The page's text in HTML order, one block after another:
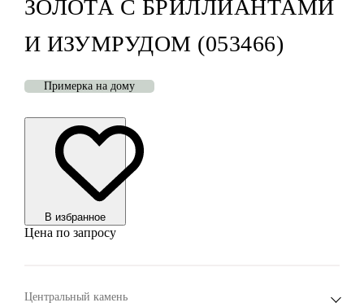
ЗОЛОТА С БРИЛЛИАНТАМИ
И ИЗУМРУДОМ (053466)
Примерка на дому
В избранноe
Цена по запросу
Центральный камень